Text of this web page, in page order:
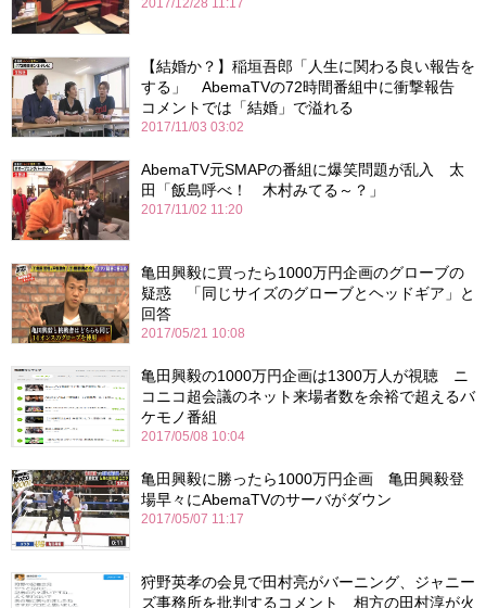
2017/12/28 11:17
【結婚か？】稲垣吾郎「人生に関わる良い報告を
する」 AbemaTVの72時間番組中に衝撃報告
コメントでは「結婚」で溢れる
2017/11/03 03:02
AbemaTV元SMAPの番組に爆笑問題が乱入 太
田「飯島呼べ！ 木村みてる～？」
2017/11/02 11:20
亀田興毅に買ったら1000万円企画のグローブの
疑惑 「同じサイズのグローブとヘッドギア」と
回答
2017/05/21 10:08
亀田興毅の1000万円企画は1300万人が視聴 ニ
コニコ超会議のネット来場者数を余裕で超えるバ
ケモノ番組
2017/05/08 10:04
亀田興毅に勝ったら1000万円企画 亀田興毅登
場早々にAbemaTVのサーバがダウン
2017/05/07 11:17
狩野英孝の会見で田村亮がバーニング、ジャニー
ズ事務所を批判するコメント 相方の田村淳が火